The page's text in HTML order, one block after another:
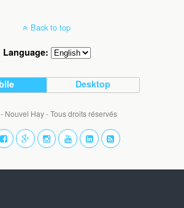
Back to top
Language:
Desktop
Nouvel Hay - Tous droits réservés